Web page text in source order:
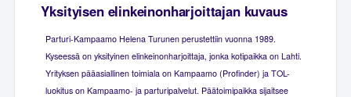
Yksityisen elinkeinonharjoittajan kuvaus
Parturi-Kampaamo Helena Turunen perustettiin vuonna 1989.
Kyseessä on yksityinen elinkeinonharjoittaja, jonka kotipaikka on Lahti.
Yrityksen pääasiallinen toimiala on Kampaamo (Profinder) ja TOL-
luokitus on Kampaamo- ja parturipalvelut. Päätoimipaikka sijaitsee